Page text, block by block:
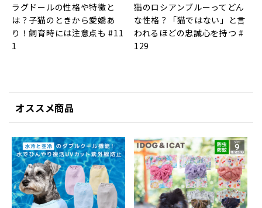
ラグドールの性格や特徴と
は？子猫のときから愛嬌あ
り！飼育時には注意点も #11
1
猫のロシアンブルーってどん
な性格？「猫ではない」と言
われるほどの忠誠心を持つ #
129
オススメ商品